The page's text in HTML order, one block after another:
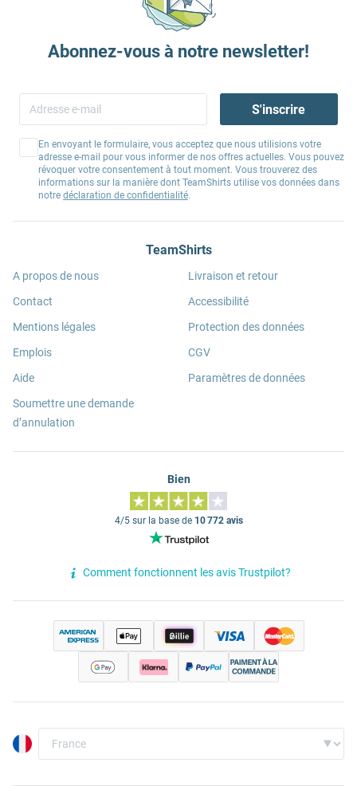
Abonnez-vous à notre newsletter!
S'inscrire
En envoyant le formulaire, vous acceptez que nous utilisions votre
adresse e-mail pour vous informer de nos offres actuelles. Vous pouvez
révoquer votre consentement à tout moment. Vous trouverez des
informations sur la manière dont TeamShirts utilise vos données dans
notre déclaration de confidentialité.
TeamShirts
A propos de nous
Contact
Mentions légales
Emplois
Aide
Soumettre une demande
d’annulation
Livraison et retour
Accessibilité
Protection des données
CGV
Paramètres de données
Bien
4/5 sur la base de 10 772 avis
Comment fonctionnent les avis Trustpilot?